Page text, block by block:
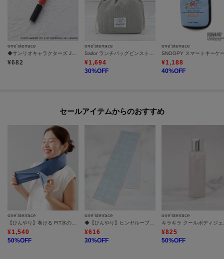
one'sterrace
◆サンリオキャラクターズ JETSTREAM 3色ペン
¥682
one'sterrace
Sailor ランチバッグピンストライプ
¥1,694
30%OFF
one'sterrace
SNOOPY スマートキーケ
¥1,188
40%OFF
セールアイテムからのおすすめ
one'sterrace
¥1,540
50%OFF
one'sterrace
¥616
30%OFF
one'sterrace
キラキラ クールボディジェ
¥825
50%OFF